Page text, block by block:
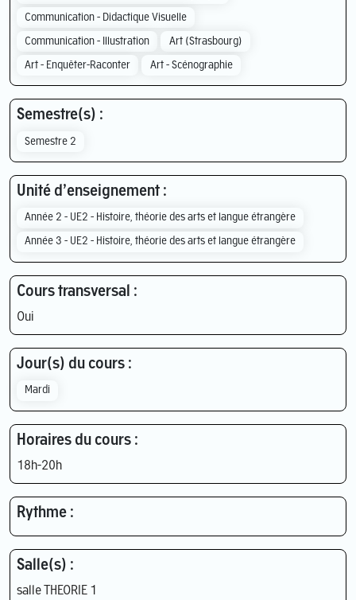
Communication - Didactique Visuelle
Communication - Illustration Art (Strasbourg)
Art - Enquêter-Raconter Art - Scénographie
Semestre(s) :
Semestre 2
Unité d’enseignement :
Année 2 - UE2 - Histoire, théorie des arts et langue étrangère
Année 3 - UE2 - Histoire, théorie des arts et langue étrangère
Cours transversal :
Oui
Jour(s) du cours :
Mardi
Horaires du cours :
18h-20h
Rythme :
Salle(s) :
salle THEORIE 1